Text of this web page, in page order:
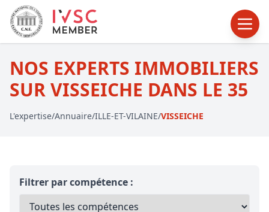
NOS EXPERTS IMMOBILIERS
SUR VISSEICHE DANS LE 35
L'expertise/Annuaire/ILLE-ET-VILAINE/VISSEICHE
Filtrer par compétence :